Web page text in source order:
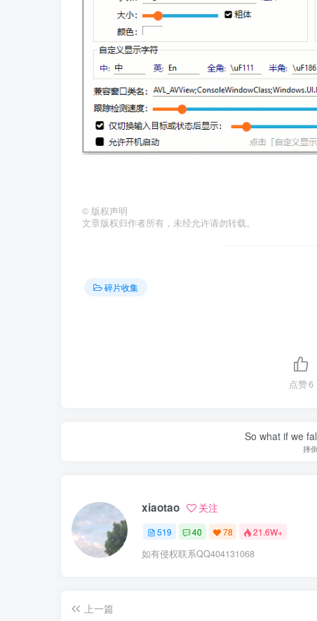
© 版权声明
文章版权归作者所有，未经允许请勿转载。
碎片收集
点赞6
So what if we
摔
xiaotao 关注
519 40 78 21.6W+
如有侵权联系QQ404131068
上一篇